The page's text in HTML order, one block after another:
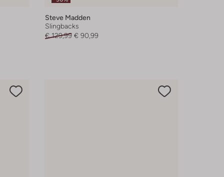
Steve Madden
Slingbacks
€ 129,99 € 90,99